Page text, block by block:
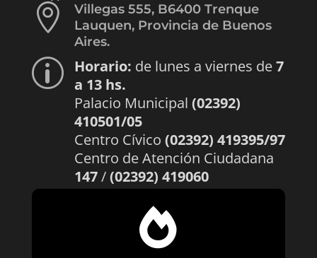

Villegas 555, B6400 Trenque
Lauquen, Provincia de Buenos
Aires.
p Horario: de lunes a viernes de7
a 13 hs.
Palacio Municipal (02392)
410501/05
Centro Cívico (02392) 419395/97
Centro de Atención Ciudadana
147/(02392) 419060
